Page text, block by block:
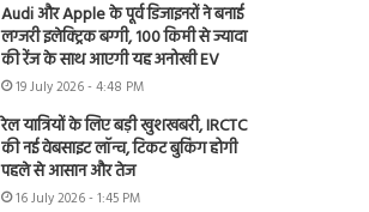
Audi और Apple के पूर्व डिजाइनरों ने बनाई
लग्जरी इलेक्ट्रिक बग्गी, 100 किमी से ज्यादा
की रेंज के साथ आएगी यह अनोखी EV
19 July 2026 - 4:48 PM
रेल यात्रियों के लिए बड़ी खुशखबरी, IRCTC
की नई वेबसाइट लॉन्च, टिकट बुकिंग होगी
पहले से आसान और तेज
16 July 2026 - 1:45 PM